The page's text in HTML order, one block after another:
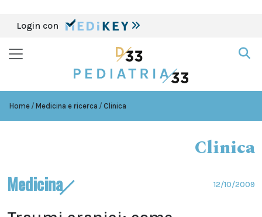
Login con
Home Medicina e ricerca Clinica
Clinica
Medicina 12/10/2009